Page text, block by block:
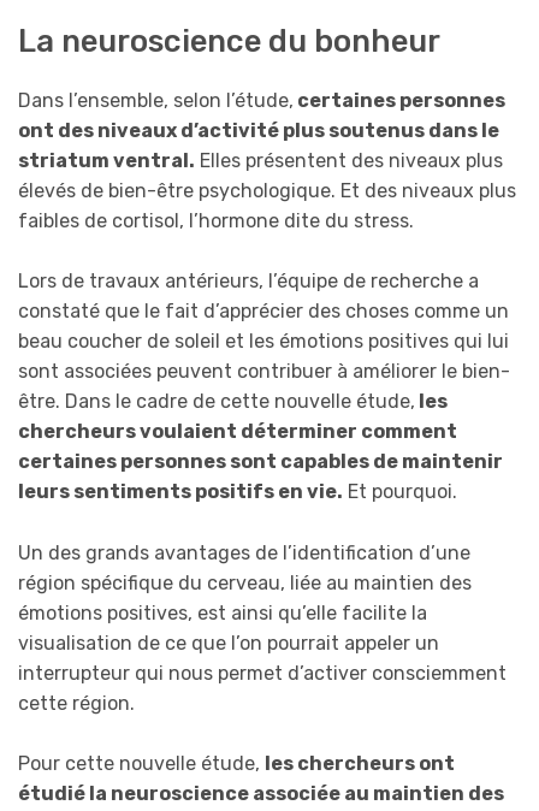
La neuroscience du bonheur
Dans l’ensemble, selon l’étude, certaines personnes
ont des niveaux d’activité plus soutenus dans le
striatum ventral. Elles présentent des niveaux plus
élevés de bien-être psychologique. Et des niveaux plus
faibles de cortisol, l’hormone dite du stress.
Lors de travaux antérieurs, l’équipe de recherche a
constaté que le fait d’apprécier des choses comme un
beau coucher de soleil et les émotions positives qui lui
sont associées peuvent contribuer à améliorer le bien-
être. Dans le cadre de cette nouvelle étude, les
chercheurs voulaient déterminer comment
certaines personnes sont capables de maintenir
leurs sentiments positifs en vie. Et pourquoi.
Un des grands avantages de l’identification d’une
région spécifique du cerveau, liée au maintien des
émotions positives, est ainsi qu’elle facilite la
visualisation de ce que l’on pourrait appeler un
interrupteur qui nous permet d’activer consciemment
cette région.
Pour cette nouvelle étude, les chercheurs ont
étudié la neuroscience associée au maintien des